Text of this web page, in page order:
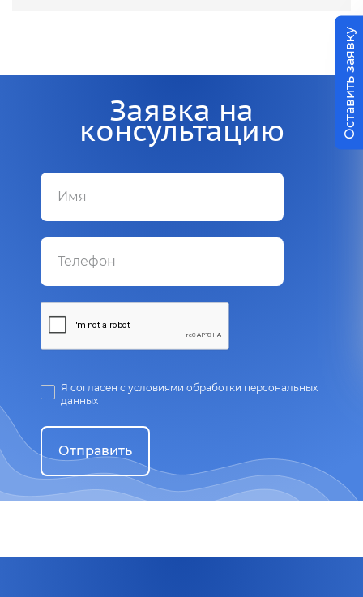
Заявка на
консультацию
Я согласен с условиями обработки персональных
данных
Отправить
Оставить заявку